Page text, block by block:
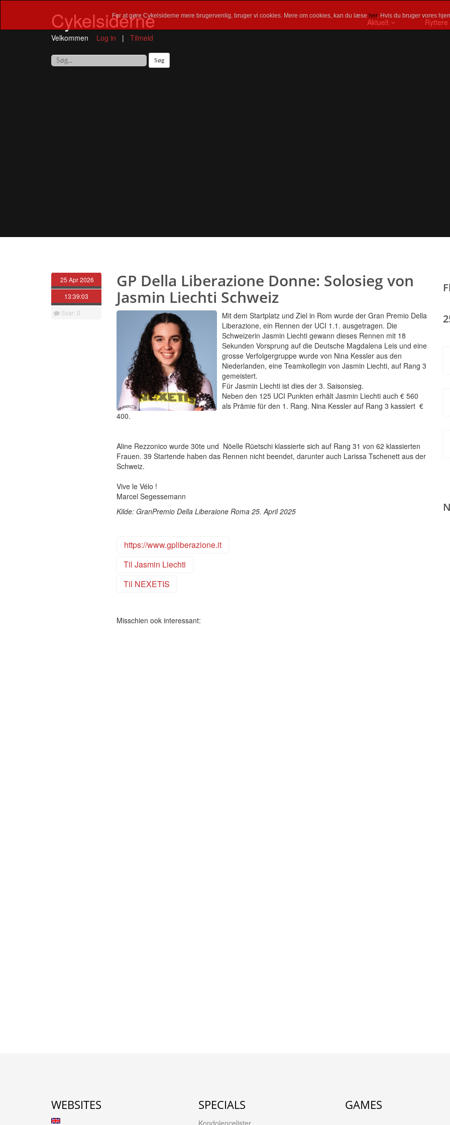
For at gøre Cykelsiderne mere brugervenlig, bruger vi cookies. Mere om cookies, kan du læse her. Hvis du bruger vores
Cykelsiderne
Velkommen Log in | Tilmeld
Aktuelt Ryttere
25 Apr 2026
13:39:03
Svar: 0
GP Della Liberazione Donne: Solosieg von
Jasmin Liechti Schweiz
Mit dem Startplatz und Ziel in Rom wurde der Gran Premio Della
Liberazione, ein Rennen der UCI 1.1. ausgetragen. Die
Schweizerin Jasmin Liechti gewann dieses Rennen mit 18
Sekunden Vorsprung auf die Deutsche Magdalena Leis und eine
grosse Verfolgergruppe wurde von Nina Kessler aus den
Niederlanden, eine Teamkollegin von Jasmin Liechti, auf Rang 3
gemeistert.
Für Jasmin Liechti ist dies der 3. Saisonsieg.
Neben den 125 UCI Punkten erhält Jasmin Liechti auch € 560
als Prämie für den 1. Rang. Nina Kessler auf Rang 3 kassiert €
400.
Aline Rezzonico wurde 30te und Nöelle Rüetschi klassierte sich auf Rang 31 von 62 klassierten
Frauen. 39 Startende haben das Rennen nicht beendet, darunter auch Larissa Tschenett aus der
Schweiz.
Vive le Vélo !
Marcel Segessemann
Kilde: GranPremio Della Liberaione Roma 25. April 2025
https://www.gpliberazione.it
Til Jasmin Liechti
Til NEXETIS
Misschien ook interessant:
WEBSITES SPECIALS GAMES